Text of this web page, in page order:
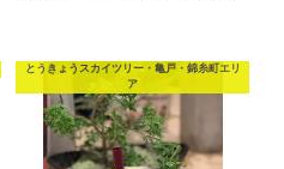
とうきょうスカイツリー・亀戸・錦糸町エリ
ア